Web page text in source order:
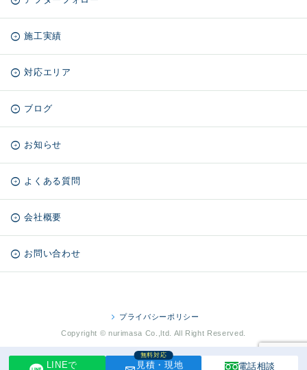
LINEで
無料対応
見積・現地 電話相談
施工実績
対応エリア
ブログ
お知らせ
よくある質問
会社概要
お問い合わせ
プライバシーポリシー
Copyright © nurimasa Co.,ltd. All Right Reserved.